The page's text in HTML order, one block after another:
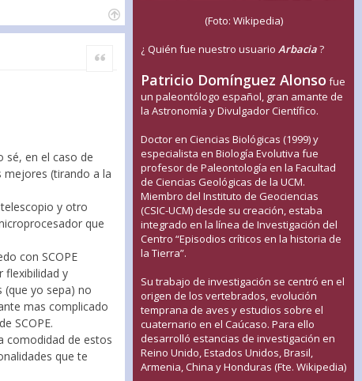
Citar
sé, en el caso de
mejores (tirando a la
y otro
que
con SCOPE
flexibilidad y
yo sepa) no
mas complicado
SCOPE.
comodidad de estos
que te
(Foto: Wikipedia)
¿ Quién fue nuestro usuario Arbacia?
Patricio Domínguez Alonso fue
un paleontólogo español, gran amante de
la Astronomía y Divulgador Científico.
Doctor en Ciencias Biológicas (1999) y
especialista en Biología Evolutiva fue
profesor de Paleontología en la Facultad
de Ciencias Geológicas de la UCM.
Miembro del Instituto de Geociencias
(CSIC-UCM) desde su creación, estaba
integrado en la línea de Investigación del
Centro “Episodios críticos en la historia de
la Tierra”.
Su trabajo de investigación se centró en el
origen de los vertebrados, evolución
temprana de aves y estudios sobre el
cuaternario en el Caúcaso. Para ello
desarrolló estancias de investigación en
Reino Unido, Estados Unidos, Brasil,
Armenia, China y Honduras (Fte. Wikipedia)